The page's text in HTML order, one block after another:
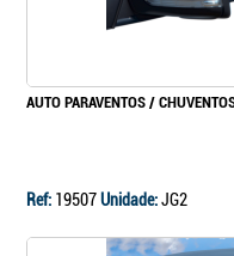
AUTO PARAVENTOS /
Ref: 19507Unidade:JG2